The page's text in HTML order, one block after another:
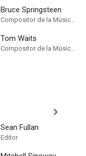
Bruce Springsteen
Compositor de la Música Original
Tom Waits
Compositor de la Música Original
Sean Fullan
Editor